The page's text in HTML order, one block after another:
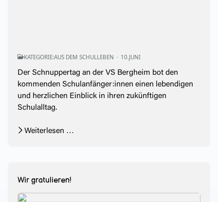
KATEGORIE:AUS DEM SCHULLEBEN 10.JUNI
Der Schnuppertag an der VS Bergheim bot den
kommenden Schulanfänger:innen einen lebendigen
und herzlichen Einblick in ihren zukünftigen
Schulalltag.
Weiterlesen …
Wir gratulieren!